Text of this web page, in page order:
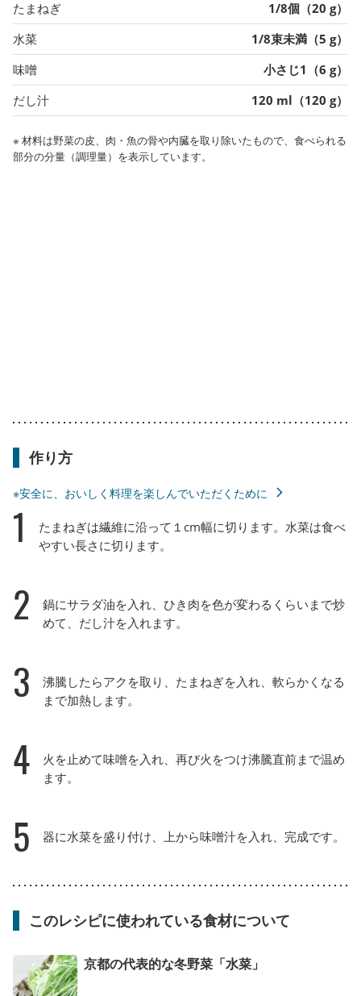
たまねぎ
1/8個（20 g）
水菜
1/8束未満（5 g）
味噌
小さじ1（6 g）
だし汁
120 ml（120 g）
※ 材料は野菜の皮、肉・魚の骨や内臓を取り除いたもので、食べられる
部分の分量（調理量）を表示しています。
作り方
※安全に、おいしく料理を楽しんでいただくために
1
たまねぎは繊維に沿って１cm幅に切ります。水菜は食べ
やすい長さに切ります。
2
鍋にサラダ油を入れ、ひき肉を色が変わるくらいまで炒
めて、だし汁を入れます。
3
沸騰したらアクを取り、たまねぎを入れ、軟らかくなる
まで加熱します。
4
火を止めて味噌を入れ、再び火をつけ沸騰直前まで温め
ます。
5 器に水菜を盛り付け、上から味噌汁を入れ、完成です。
このレシピに使われている食材について
京都の代表的な冬野菜「水菜」